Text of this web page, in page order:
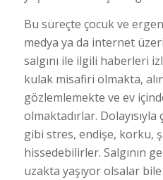
Bu süreçte çocuk ve
medya ya da internet
salgını ile ilgili haberleri
kulak misafiri olmakta,
gözlemlemekte ve ev
olmaktadırlar.
gibi stres, endişe, korku,
hissedebilirler. Salgının
uzakta yaşıyor olsalar